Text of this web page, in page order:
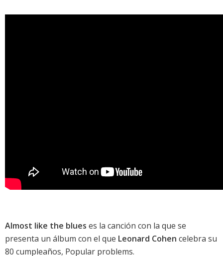
Almost like the blues es la canción con la que se
presenta un álbum con el que Leonard Cohen celebra su
80 cumpleaños, Popular problems.